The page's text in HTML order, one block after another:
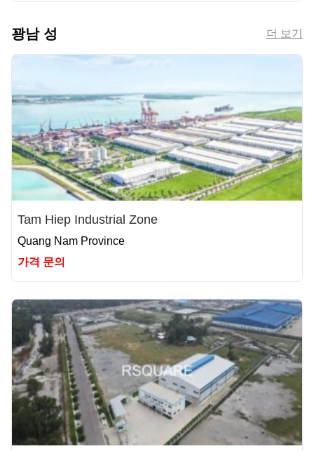
꽝남 성 더 보기
Tam Hiep Industrial Zone
Quang Nam Province
가격 문의